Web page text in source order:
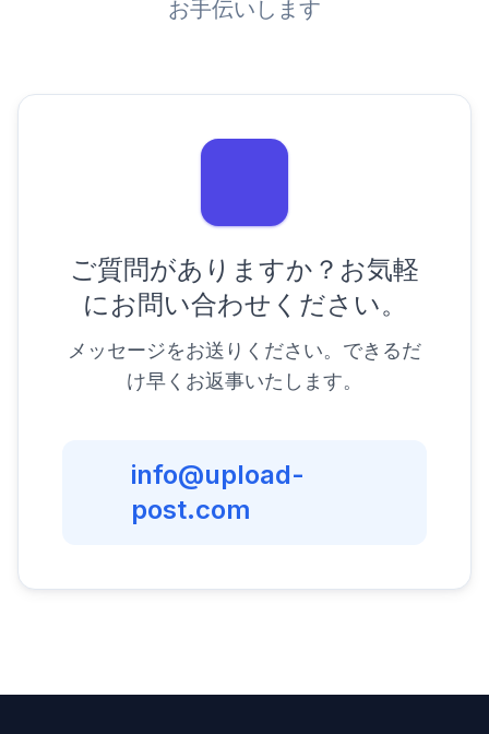
お手伝いします
ご質問がありますか？お気軽
にお問い合わせください。
メッセージをお送りください。できるだ
け早くお返事いたします。
info@upload-
post.com